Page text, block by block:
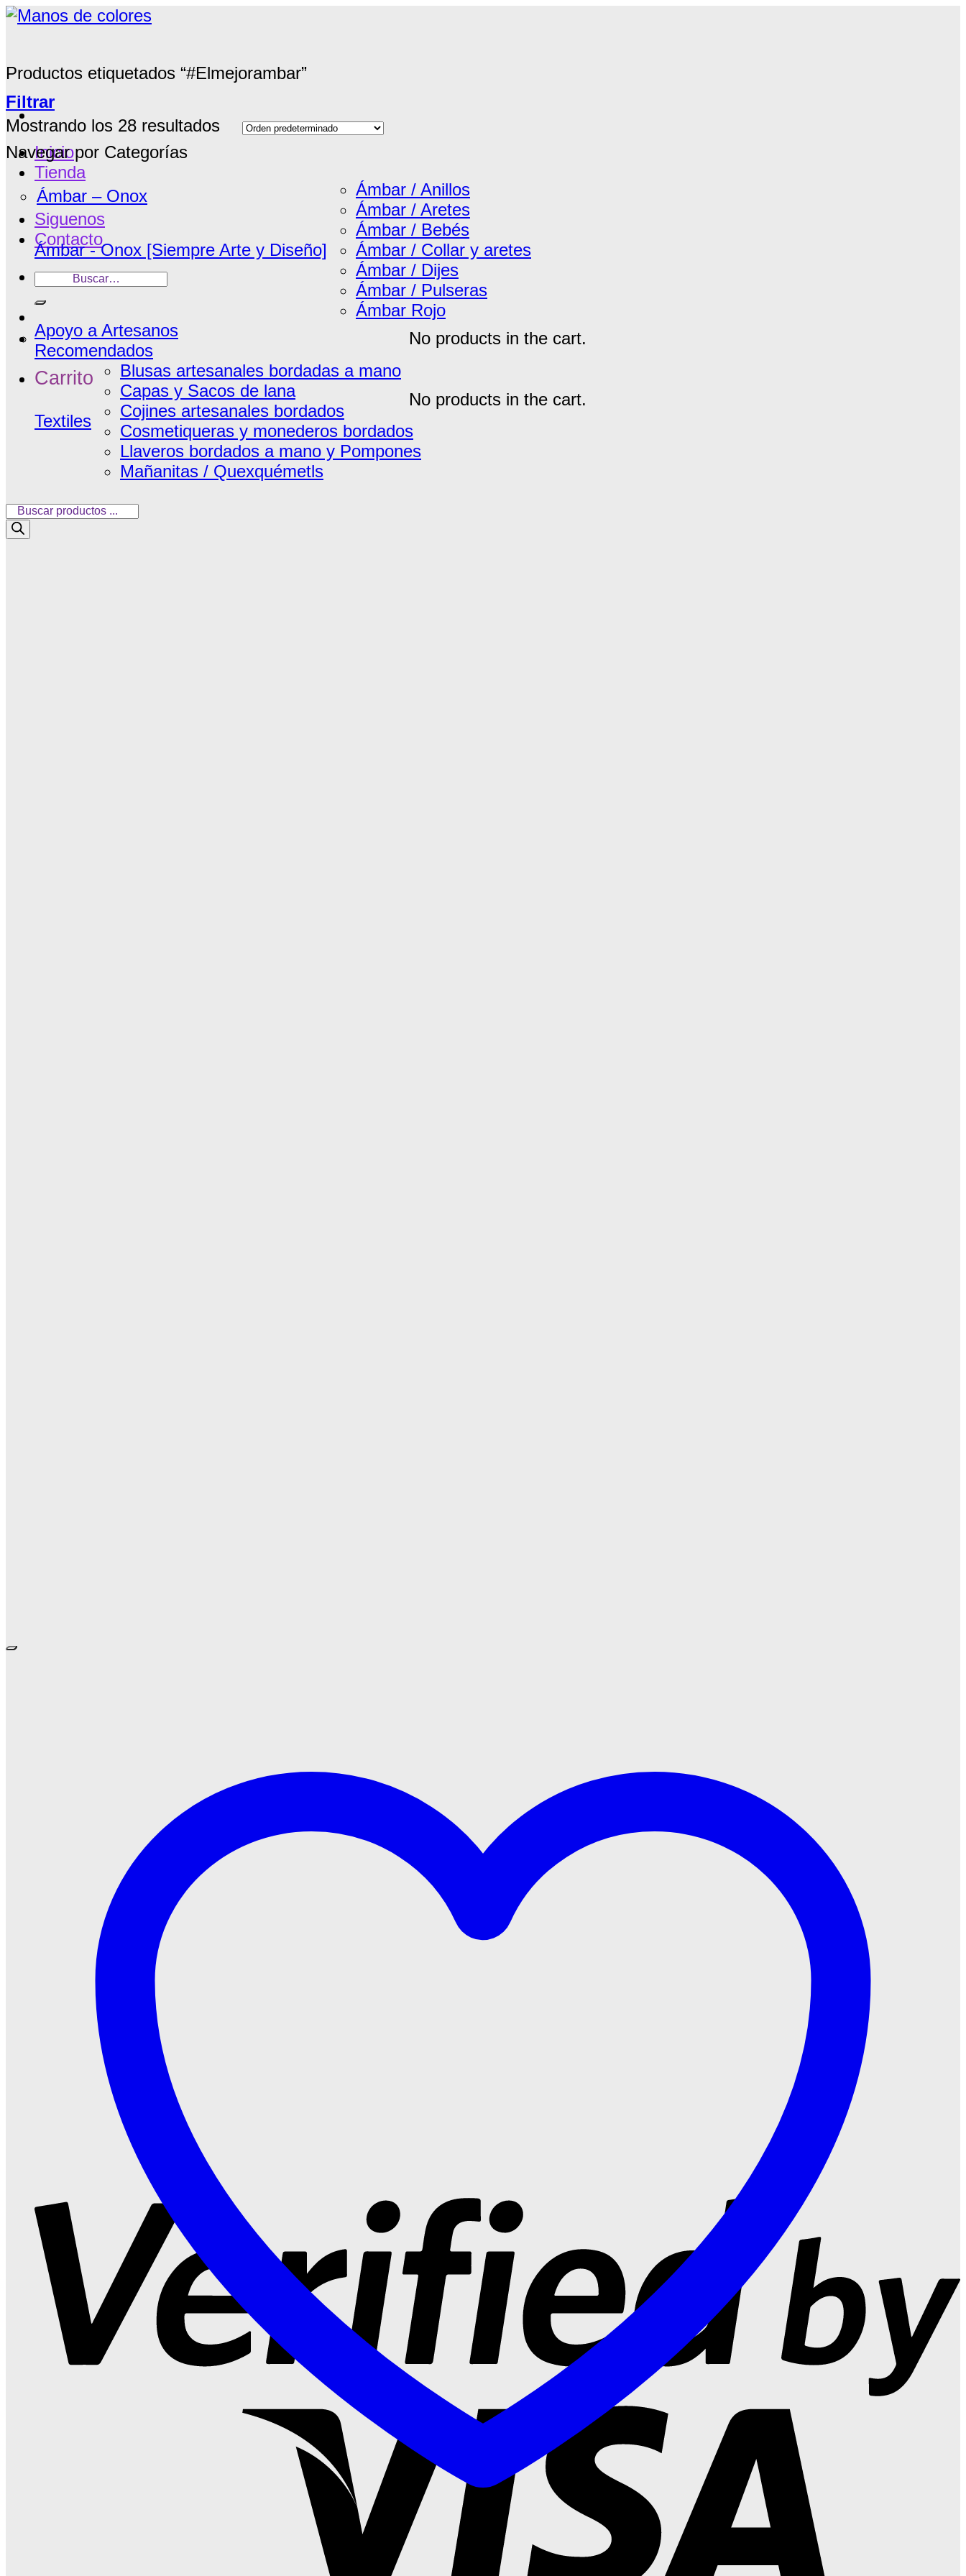
Saltar
Inicio
Tienda
Ámbar – Onox
Siguenos
Contacto
Buscar
por:
No products in the cart.
Carrito
No products in the cart.
Productos etiquetados “#Elmejorambar”
Filtrar
Mostrando los 28 resultados
Navegar por Categorías
Ámbar - Onox [Siempre Arte y Diseño]
Ámbar / Anillos
Ámbar / Aretes
Ámbar / Bebés
Ámbar / Collar y aretes
Ámbar / Dijes
Ámbar / Pulseras
Ámbar Rojo
Apoyo a Artesanos
Recomendados
Textiles
Blusas artesanales bordadas a mano
Capas y Sacos de lana
Cojines artesanales bordados
Cosmetiqueras y monederos bordados
Llaveros bordados a mano y Pompones
Mañanitas / Quexquémetls
Búsqueda
de